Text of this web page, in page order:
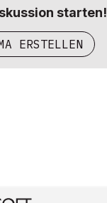
starten!
ERSTELLEN